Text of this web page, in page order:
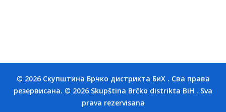
© 2026 Скупштина Брчко дистрикта БиХ . Сва права
резервисана. © 2026 Skupština Brčko distrikta BiH . Sva
prava rezervisana